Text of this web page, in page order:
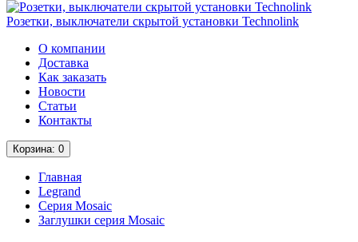
Розетки, выключатели скрытой установки Technolink
О компании
Доставка
Как заказать
Новости
Статьи
Контакты
Корзина: 0
Главная
Legrand
Серия Mosaic
Заглушки серия Mosaic